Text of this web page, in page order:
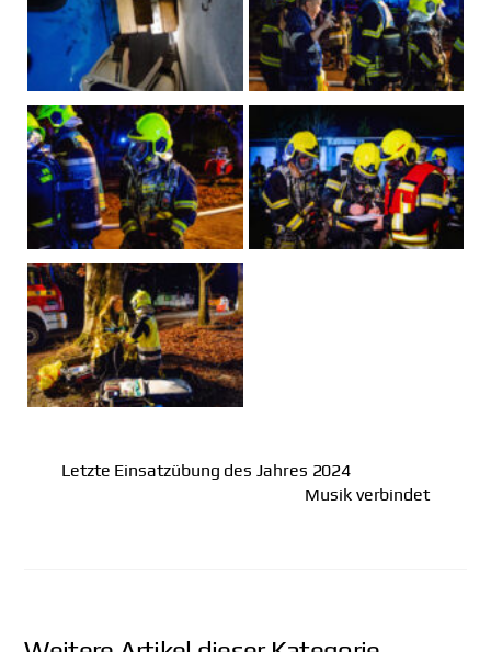
Letzte Einsatzübung des Jahres 2024
Musik verbindet